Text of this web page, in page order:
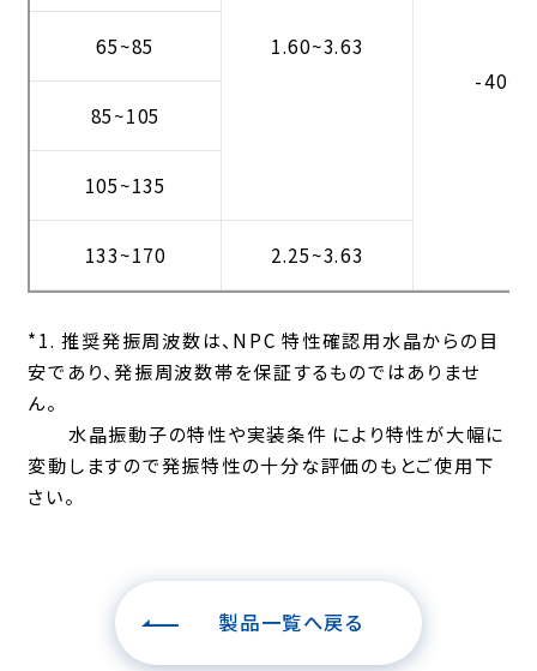
1.60~3.63
-
65~85
85~105
105~135
133~170 2.25~3.63
*1. 推奨発振周波数は、NPC 特性確認用水晶からの目
安であり、発振周波数帯を保証するものではありませ
ん。
水晶振動子の特性や実装条件 により特性が大幅に
変動しますので発振特性の十分な評価のもとご使用下
さい。
製品一覧へ戻る